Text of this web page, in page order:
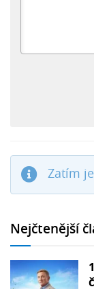
Zatím
Nejčtenější